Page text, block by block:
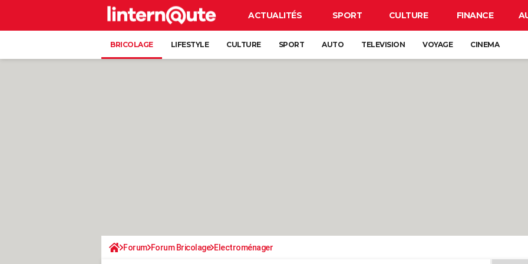
ACTUALITÉS SPORT CULTURE FINANCE
BRICOLAGE LIFESTYLE CULTURE SPORT AUTO TELEVISION VOYAGE CINEMA
Forum Forum Bricolage Electroménager